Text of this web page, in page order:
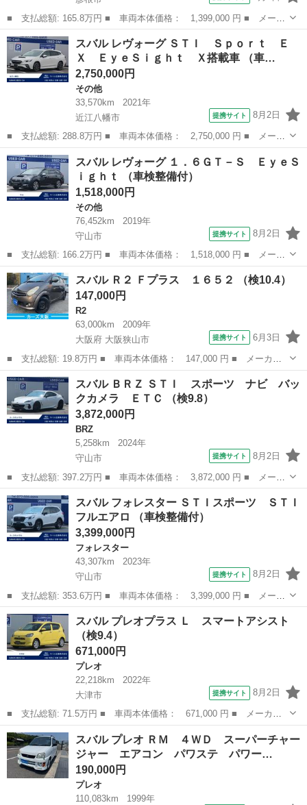
■ 支払総額: 165.8万円 ■ 車両本体価格： 1,399,000 円 ■ メーカ
ー名： スバル ■ 車種名： フォレスター ■ グレード名： ２．
０ＸＴ アイサイト アイサイト レーダークルーズコントロール
Ｓ－ｉド...
滋賀 彦根市 フォレスター
スバル レヴォーグ ＳＴＩ Ｓｐｏｒｔ Ｅ
Ｘ ＥｙｅＳｉｇｈｔ Ｘ搭載車 （車…
2,750,000円
その他
33,570km
2021年
近江八幡市
提携サイト 8月2日
■ 支払総額: 288.8万円 ■ 車両本体価格： 2,750,000 円 ■ メーカ
ー名： スバル ■ 車種名： レヴォーグ ■ グレード名： ＳＴ
Ｉ Ｓｐｏｒｔ ＥＸ ＥｙｅＳｉｇｈｔ Ｘ搭載車 ■ 排気量：
1800...
滋賀 近江八幡市 その他
スバル レヴォーグ １．６ＧＴ－Ｓ ＥｙｅＳ
ｉｇｈｔ （車検整備付）
1,518,000円
その他
76,452km
2019年
守山市
提携サイト 8月2日
■ 支払総額: 166.2万円 ■ 車両本体価格： 1,518,000 円 ■ メーカ
ー名： スバル ■ 車種名： レヴォーグ ■ グレード名： １．６
ＧＴ－Ｓ ＥｙｅＳｉｇｈｔ ■ 排気量： 1600cc ■ ドア枚数：...
滋賀 守山市 その他
スバル Ｒ２ Ｆプラス １６５２ （検10.4）
147,000円
R2
63,000km
2009年
大阪府 大阪狭山市
提携サイト 6月3日
■ 支払総額: 19.8万円 ■ 車両本体価格： 147,000 円 ■ メーカー
名： スバル ■ 車種名： Ｒ２ ■ グレード名： Ｆプラス １６
５２ ■ 排気量： 660cc ■ ドア枚数： 5D ■ ミッション： イ...
大阪 大阪狭山市
スバル ＢＲＺ ＳＴＩ スポーツ ナビ バッ
クカメラ ＥＴＣ （検9.8）
3,872,000円
BRZ
5,258km
2024年
守山市
提携サイト 8月2日
■ 支払総額: 397.2万円 ■ 車両本体価格： 3,872,000 円 ■ メーカ
ー名： スバル ■ 車種名： ＢＲＺ ■ グレード名： ＳＴＩ ス
ポーツ ナビ バックカメラ ＥＴＣ ■ 排気量： 2400cc ■ ド...
滋賀 守山市
スバル フォレスター ＳＴＩスポーツ ＳＴＩ
フルエアロ （車検整備付）
3,399,000円
フォレスター
43,307km
2023年
守山市
提携サイト 8月2日
■ 支払総額: 353.6万円 ■ 車両本体価格： 3,399,000 円 ■ メーカ
ー名： スバル ■ 車種名： フォレスター ■ グレード名： ＳＴ
Ｉスポーツ ＳＴＩフルエアロ ■ 排気量： 1800cc ■ ドア枚数...
滋賀 守山市 フォレスター
スバル プレオプラス Ｌ スマートアシスト
（検9.4）
671,000円
プレオ
22,218km
2022年
大津市
提携サイト 8月2日
■ 支払総額: 71.5万円 ■ 車両本体価格： 671,000 円 ■ メーカー
名： スバル ■ 車種名： プレオプラス ■ グレード名： Ｌ ス
マートアシスト ■ 排気量： 660cc ■ ドア枚数： 5D ■ ミッシ...
滋賀 大津市
スバル プレオ ＲＭ ４ＷＤ スーパーチャー
ジャー エアコン パワステ パワー…
190,000円
プレオ
110,083km
1999年